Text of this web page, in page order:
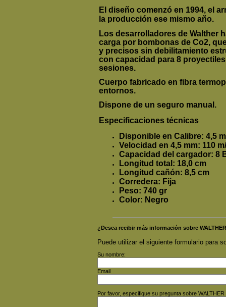
El diseño comenzó en 1994, el
la producción ese mismo año.
Los desarrolladores de Walther
carga por bombonas de Co2,
y precisos sin debilitamiento
con capacidad para 8 proyectiles
sesiones.
Cuerpo fabricado en fibra
entornos.
Dispone de un seguro manual .
Especificaciones técnicas
Disponible en Calibre: 4,5
Velocidad en 4,5 mm: 110
Capacidad del cargador: 8
Longitud total: 18,0 cm
Longitud cañón: 8,5 cm
Corredera: Fija
Peso: 740 gr
Color: Negro
¿Desea recibir más información sobre
Puede utilizar el siguiente formulario para
Su nombre:
Email
Por favor, especifique su pregunta sobre